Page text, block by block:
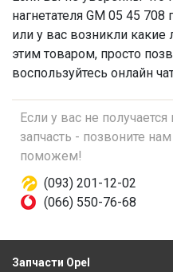
нагнетателя GM 05 45 708
или у вас возникли
этим товаром, просто
воспользуйтесь онлайн
Если у вас не
запчасть - позвоните
поможем!
(093) 201-12-02
(066) 550-76-68
Запчасти Opel